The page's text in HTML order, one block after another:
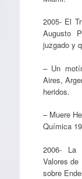
2005- El
Augusto
juzgado y
– Un
Aires,
heridos.
– Muere
Química
2006- La
Valores
sobre